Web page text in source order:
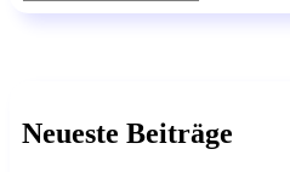
Neueste Beiträge